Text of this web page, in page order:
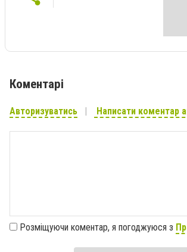
Коментарі
Авторизуватись Написати коментар
Розміщуючи коментар, я погоджуюся з